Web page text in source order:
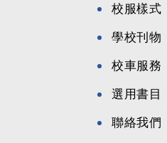
校服樣式
學校刊物
校車服務
選用書目
聯絡我們